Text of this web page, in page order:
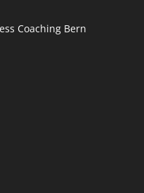
Coaching Bern